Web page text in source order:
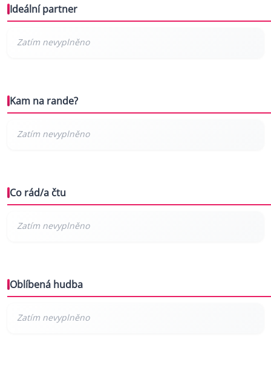
Ideální partner
Kam na rande?
Co rád/a čtu
Oblíbená hudba